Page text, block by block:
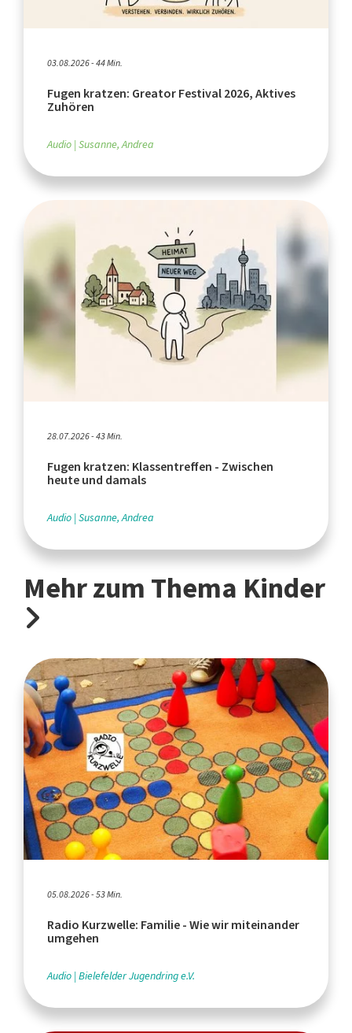
03.08.2026 - 44 Min.
Fugen kratzen: Greator Festival 2026, Aktives
Zuhören
Audio Susanne, Andrea
28.07.2026 - 43 Min.
Fugen kratzen: Klassentreffen - Zwischen
heute und damals
Audio Susanne, Andrea
Mehr zum Thema Kinder
05.08.2026 - 53 Min.
Radio Kurzwelle: Familie - Wie wir miteinander
umgehen
Audio Bielefelder Jugendring e.V.